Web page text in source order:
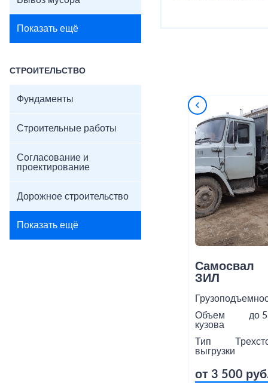
Показать ещё
СТРОИТЕЛЬСТВО
Фундаменты
Строительные работы
Согласование и
проектирование
Дорожное строительство
Показать ещё
Самосвал
ЗИЛ
Объем
кузова
до
Тип
выгрузки
от 3 500